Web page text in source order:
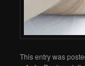
This entry was